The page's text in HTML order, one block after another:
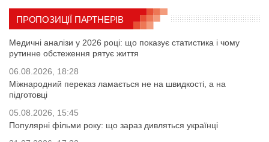
ПРОПОЗИЦІЇ ПАРТНЕРІВ
Медичні аналізи у 2026 році: що показує статистика і чому
рутинне обстеження рятує життя
06.08.2026, 18:28
Міжнародний переказ ламається не на швидкості, а на
підготовці
05.08.2026, 15:45
Популярні фільми року: що зараз дивляться українці